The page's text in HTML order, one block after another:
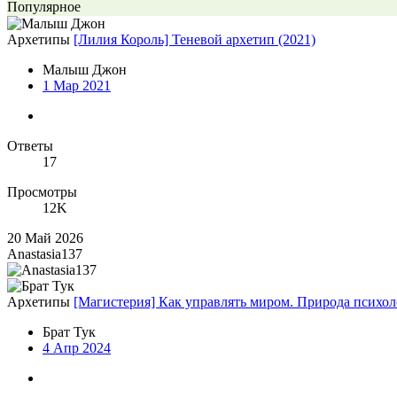
Популярное
Архетипы [Лилия Король] Теневой архетип (2021)
Малыш Джон
1 Мар 2021
Ответы
17
Просмотры
12K
20 Май 2026
Anastasia137
Архетипы [Магистерия] Как управлять миром. Природа
Брат Тук
4 Апр 2024